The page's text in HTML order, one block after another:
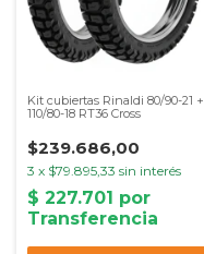
Kit cubiertas Rinaldi 80/90-21 +
110/80-18 RT36 Cross
$239.686,00
3 x $79.895,33 sin interés